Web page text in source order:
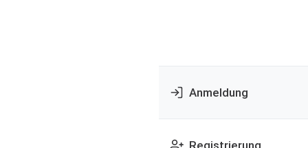
Anmeldung
Registrierung